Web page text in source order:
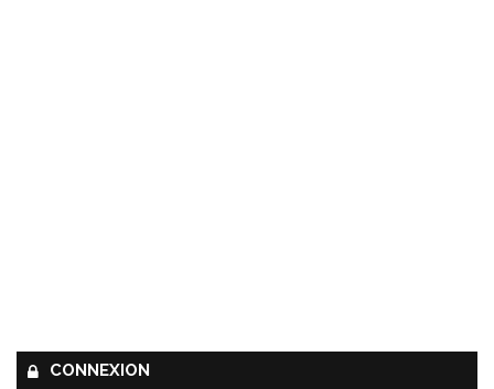
CONNEXION